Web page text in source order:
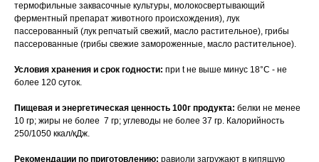
термофильные заквасочные культуры, молокосвертывающий
ферментный препарат животного происхождения), лук
пассерованный (лук репчатый свежий, масло растительное), грибы
пассерованные (грибы свежие замороженные, масло растительное).
Условия хранения и срок годности: при t не выше минус 18°С - не
более 120 суток.
Пищевая и энергетическая ценность 100г продукта: белки не менее
10 гр; жиры не более 7 гр; углеводы не более 37 гр. Калорийность
250/1050 ккал/кДж.
Рекомендации по приготовлению: равиоли загружают в кипящую